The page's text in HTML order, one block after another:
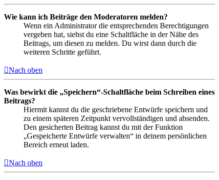
Wie kann ich Beiträge den Moderatoren melden?
Wenn ein Administrator die entsprechenden Berechtigungen
vergeben hat, siehst du eine Schaltfläche in der Nähe des
Beitrags, um diesen zu melden. Du wirst dann durch die
weiteren Schritte geführt.
Nach oben
Was bewirkt die „Speichern“-Schaltfläche beim Schreiben eines
Beitrags?
Hiermit kannst du die geschriebene Entwürfe speichern und
zu einem späteren Zeitpunkt vervollständigen und absenden.
Den gesicherten Beitrag kannst du mit der Funktion
„Gespeicherte Entwürfe verwalten“ in deinem persönlichen
Bereich erneut laden.
Nach oben